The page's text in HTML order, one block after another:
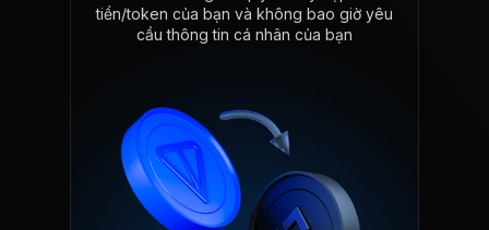
tiền/token của bạn và không bao giờ yêu
cầu thông tin cá nhân của bạn